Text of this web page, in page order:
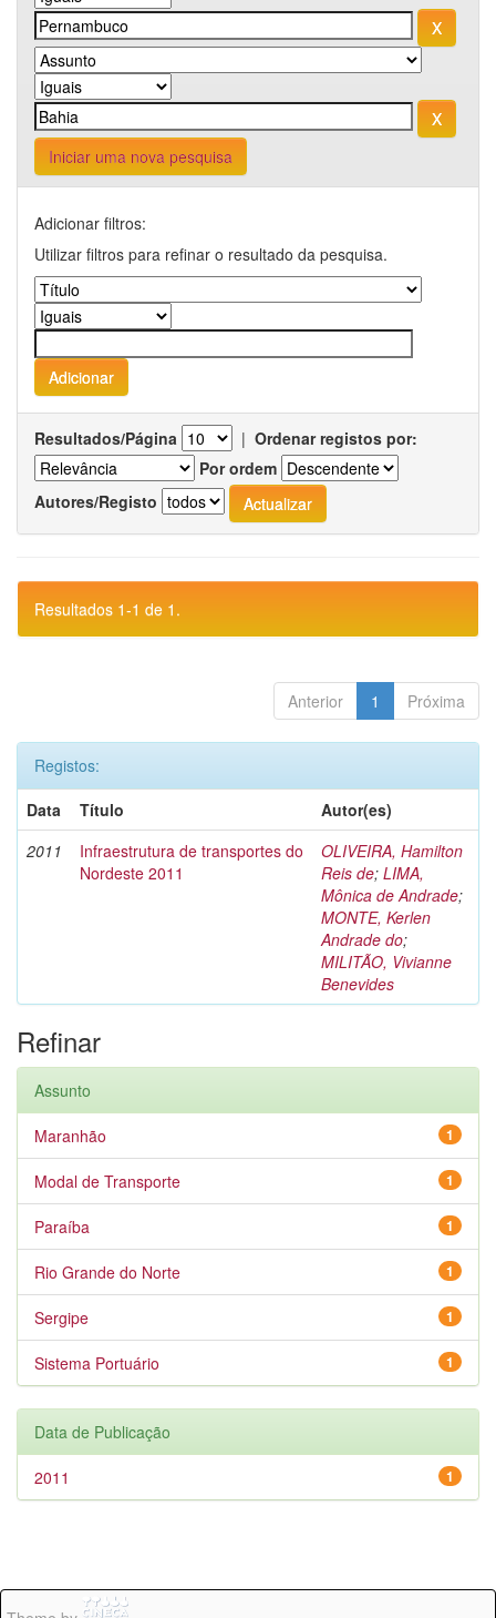
Iniciar uma nova pesquisa
Adicionar filtros:
Utilizar filtros para refinar o resultado da pesquisa.
Resultados/Página | Ordenar registos por:
Por ordem
Autores/Registo
Resultados 1-1 de 1.
Anterior 1 Próxima
Registos:
Data
Título
Autor(es)
2011
Infraestrutura de transportes do
Nordeste 2011
OLIVEIRA, Hamilton
Reis de; LIMA,
Mônica de Andrade;
MONTE, Kerlen
Andrade do;
MILITÃO, Vivianne
Benevides
Refinar
Assunto
1
Maranhão
1
Modal de Transporte
1
Paraíba
1
Rio Grande do Norte
1
Sergipe
1
Sistema Portuário
Data de Publicação
1
2011